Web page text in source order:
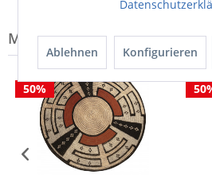
Modell-Familie: AURORA
50%
Ablehnen Konfigurieren